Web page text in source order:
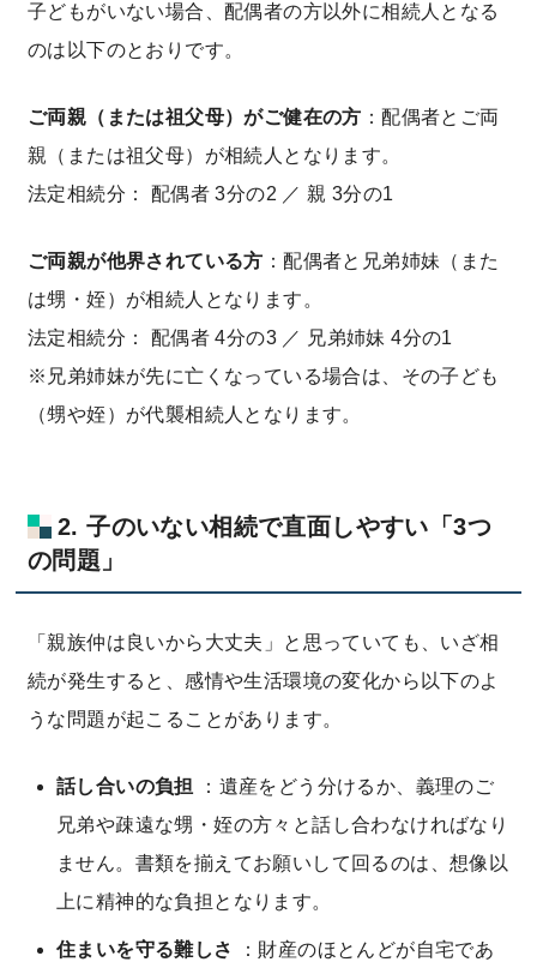
子どもがいない場合、配偶者の方以外に相続人となる
のは以下のとおりです。
ご両親（または祖父母）がご健在の方 ：配偶者とご両
親（または祖父母）が相続人となります。
法定相続分： 配偶者 3分の2 ／ 親 3分の1
ご両親が他界されている方 ：配偶者と兄弟姉妹（また
は甥・姪）が相続人となります。
法定相続分： 配偶者 4分の3 ／ 兄弟姉妹 4分の1
※兄弟姉妹が先に亡くなっている場合は、その子ども
（甥や姪）が代襲相続人となります。
2. 子のいない相続で直面しやすい「3つ
の問題」
「親族仲は良いから大丈夫」と思っていても、いざ相
続が発生すると、感情や生活環境の変化から以下のよ
うな問題が起こることがあります。
話し合いの負担
：遺産をどう分けるか、義理のご
兄弟や疎遠な甥・姪の方々と話し合わなければなり
ません。書類を揃えてお願いして回るのは、想像以
上に精神的な負担となります。
住まいを守る難しさ
：財産のほとんどが自宅であ